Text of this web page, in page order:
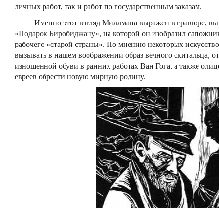
личных работ, так и работ по государственным заказам.
Именно этот взгляд Миллмана выражен в гравюре,
«Подарок Биробиджану», на которой он изобразил
рабочего «старой страны». По мнению некоторых
вызывать в нашем воображении образ вечного скитальца,
изношенной обуви в ранних работах Ван Гога, а также
евреев обрести новую мирную родину.